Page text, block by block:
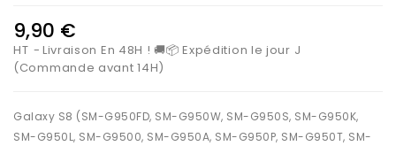
9,90 €
HT
Livraison En 48H ! 🚚📦 Expédition le jour J
(Commande avant 14H)
Galaxy S8 (SM-G950FD, SM-G950W, SM-G950S, SM-G950K,
SM-G950L, SM-G9500, SM-G950A, SM-G950P, SM-G950T, SM-